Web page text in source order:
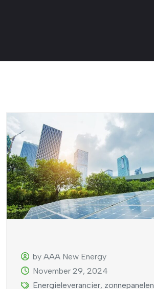
by AAA New Energy
November 29, 2024
Energieleverancier, zonnepanelen